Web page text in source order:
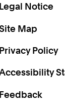
Legal Notice
Map
Privacy Policy
Feedback